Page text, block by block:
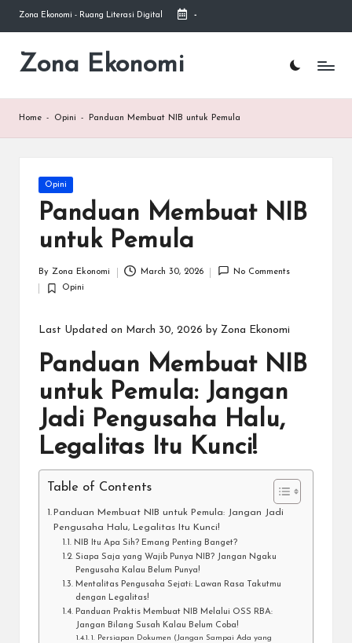
Skip
content
Zona Ekonomi - Ruang Literasi Digital -
Zona Ekonomi
Ruang
Home - Opini - Panduan Membuat NIB untuk Pemula
Posted
in
Opini
Panduan Membuat NIB
untuk Pemula
by
By Zona Ekonomi March 30, 2026 No Comments
Posted
Opini
Last Updated on March 30, 2026 by Zona Ekonomi
Panduan Membuat NIB
untuk Pemula: Jangan
Jadi Pengusaha Halu,
Legalitas Itu Kunci!
Table of Contents
Panduan Membuat NIB untuk Pemula: Jangan Jadi
Pengusaha Halu, Legalitas Itu Kunci!
NIB Itu Apa Sih? Emang Penting Banget?
Siapa Saja yang Wajib Punya NIB? Jangan Ngaku
Pengusaha Kalau Belum Punya!
Mentalitas Pengusaha Sejati: Lawan Rasa Takutmu
dengan Legalitas!
Panduan Praktis Membuat NIB Melalui OSS RBA:
Jangan Bilang Susah Kalau Belum Coba!
1. Persiapan Dokumen (Jangan Sampai Ada yang